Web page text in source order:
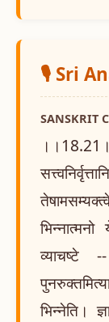
🎙️ Sri
SANSKRIT
व्याचष्टे
भिन्नेति।